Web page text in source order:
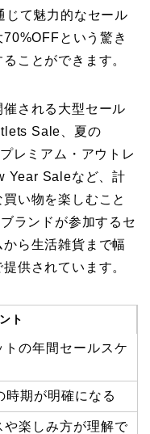
じて魅力的なセール
という驚き
ことができます。
される大型セール
Sale、夏の
レミアム・アウトレ
Year Saleなど、計
い物を楽しむこと
ランドが参加するセ
ら生活雑貨まで幅
供されています。
ト
の年間セールスケ
期が明確になる
や楽しみ方が理解で